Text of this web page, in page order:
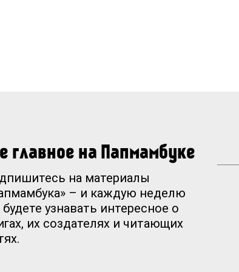
главное на Папмамбуке
на материалы
– и каждую неделю
узнавать интересное о
их создателях и читающих